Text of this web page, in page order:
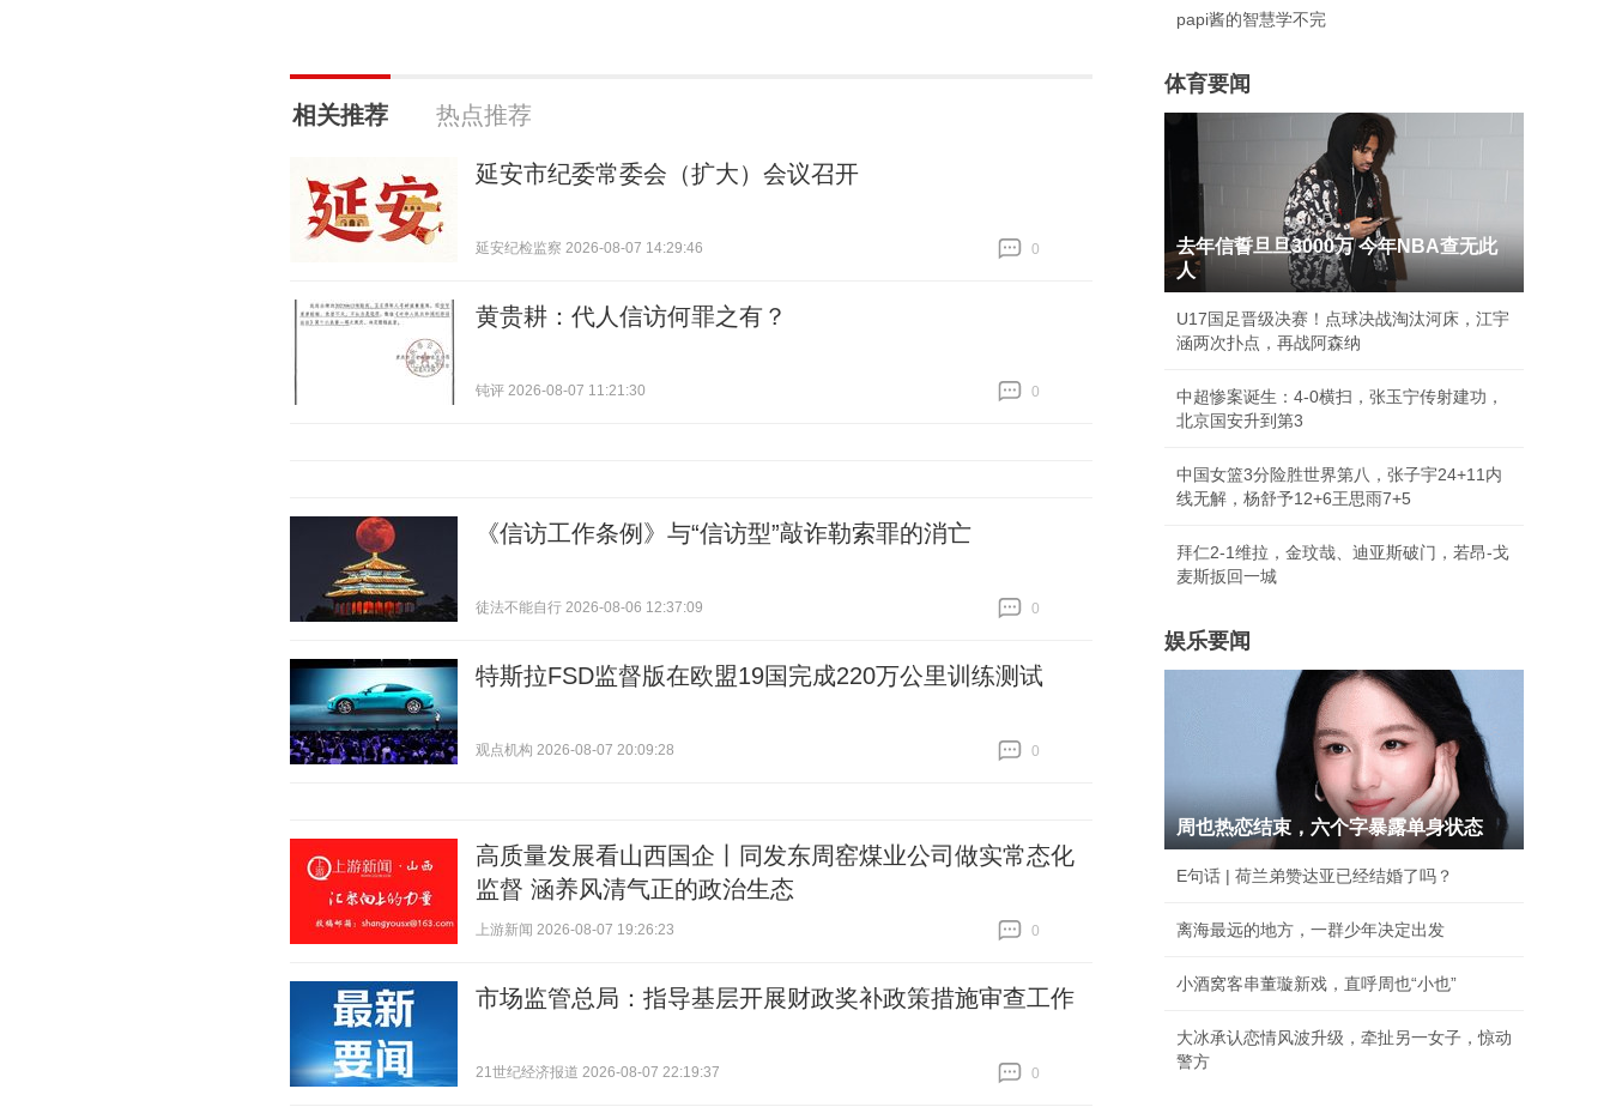
相关推荐 热点推荐
延安市纪委常委会（扩大）会议召开
延安纪检监察 2026-08-07 14:29:46
0
黄贵耕：代人信访何罪之有？
钝评 2026-08-07 11:21:30
0
《信访工作条例》与“信访型”敲诈勒索罪的消亡
徒法不能自行 2026-08-06 12:37:09
0
特斯拉FSD监督版在欧盟19国完成220万公里训练测试
观点机构 2026-08-07 20:09:28
0
高质量发展看山西国企丨同发东周窑煤业公司做实常态化
监督 涵养风清气正的政治生态
上游新闻 2026-08-07 19:26:23
0
市场监管总局：指导基层开展财政奖补政策措施审查工作
21世纪经济报道 2026-08-07 22:19:37
0
papi酱的智慧学不完
体育要闻
去年信誓旦旦3000万 今年NBA查无此
人
U17国足晋级决赛！点球决战淘汰河床，江宇
涵两次扑点，再战阿森纳
中超惨案诞生：4-0横扫，张玉宁传射建功，
北京国安升到第3
中国女篮3分险胜世界第八，张子宇24+11内
线无解，杨舒予12+6王思雨7+5
拜仁2-1维拉，金玟哉、迪亚斯破门，若昂-戈
麦斯扳回一城
娱乐要闻
周也热恋结束，六个字暴露单身状态
E句话 | 荷兰弟赞达亚已经结婚了吗？
离海最远的地方，一群少年决定出发
小酒窝客串董璇新戏，直呼周也“小也”
大冰承认恋情风波升级，牵扯另一女子，惊动
警方